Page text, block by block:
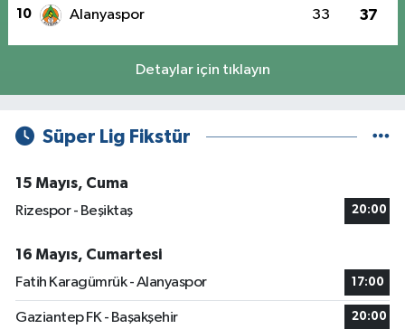
10 Alanyaspor 33 37
Detaylar için tıklayın
Süper Lig Fikstür
15 Mayıs, Cuma
Rizespor - Beşiktaş
20:00
16 Mayıs, Cumartesi
Fatih Karagümrük - Alanyaspor
17:00
Gaziantep FK - Başakşehir 20:00